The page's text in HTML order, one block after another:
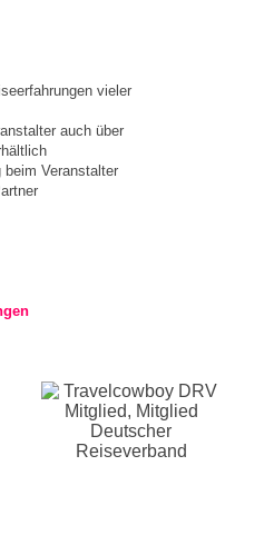
vieler
auch über
beim Veranstalter